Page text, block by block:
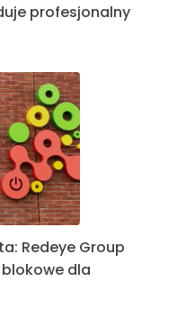
profesjonalny
Redeye Group
dla